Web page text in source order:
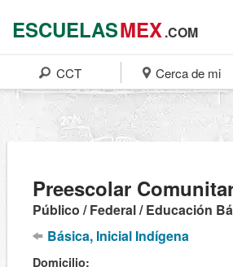
ESCUELASMEX.COM
CCT Cerca de mi
Preescolar
Público / Federal / Educación
Básica, Inicial Indígena
Domicilio: